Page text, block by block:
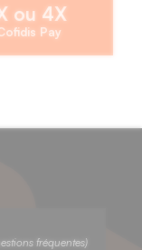
ou 4X
Pay
fréquentes)